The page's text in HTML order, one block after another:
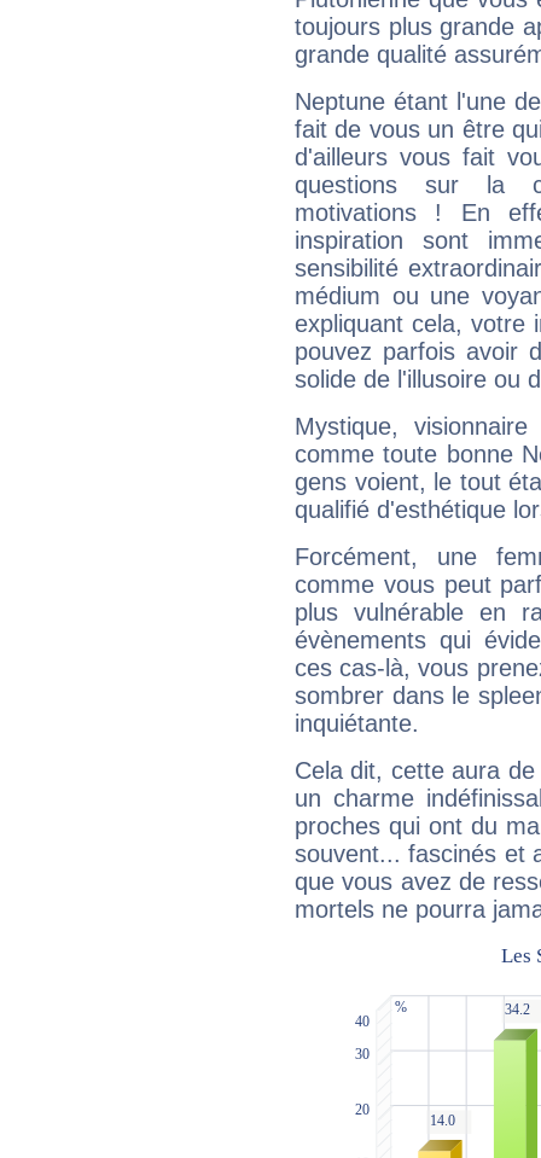
toujours plus grande
grande qualité
Neptune étant l'une
fait de vous un être
d'ailleurs vous fait
questions sur la
motivations ! En
inspiration sont
sensibilité
médium ou une
expliquant cela, votre
pouvez parfois avoir
solide de l'illusoire ou
Mystique,
comme toute bonne
gens voient, le tout
qualifié d'esthétique
Forcément, une
comme vous peut
plus vulnérable en
évènements qui
ces cas-là, vous
sombrer dans le
inquiétante.
Cela dit, cette aura
un charme
proches qui ont du
souvent... fascinés et
que vous avez de
mortels ne pourra